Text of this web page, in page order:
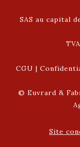
SAS au capital
CGU |
© Euvrard &
Site